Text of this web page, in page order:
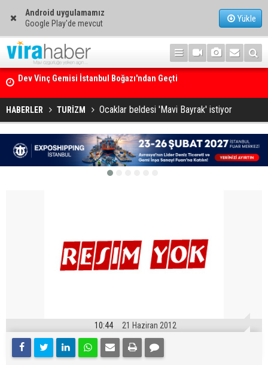
Android uygulamamız
Google Play'de mevcut
Yükle
Ege Denizi’nin En Büyük Mercan Ormanı
HABERLER TURİZM Ocaklar beldesi 'Mavi Bayrak' istiyor
10:44 21 Haziran 2012